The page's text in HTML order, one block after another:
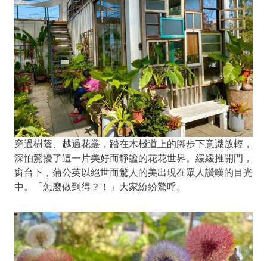
穿過樹蔭、越過花叢，踏在木棧道上的腳步下意識放輕，
深怕驚擾了這一片美好而靜謐的花花世界。緩緩推開門，
窗台下，蒲公英以絕世而驚人的美出現在眾人讚嘆的目光
中。「怎麼做到得？！」大家紛紛驚呼。